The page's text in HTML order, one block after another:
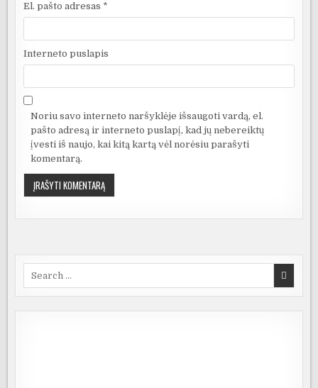
El. pašto adresas *
Interneto puslapis
Noriu savo interneto naršyklėje išsaugoti vardą, el.
pašto adresą ir interneto puslapį, kad jų nebereiktų
įvesti iš naujo, kai kitą kartą vėl norėsiu parašyti
komentarą.